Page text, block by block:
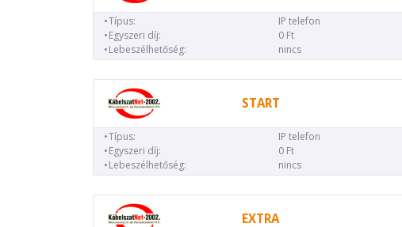
Típus:
IP telefon
Egyszeri díj:
0 Ft
Lebeszélhetőség:
nincs
START
Típus:
IP telefon
Egyszeri díj:
0 Ft
Lebeszélhetőség:
nincs
EXTRA